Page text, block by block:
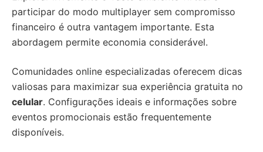
participar do modo multiplayer sem compromisso
financeiro é outra vantagem importante. Esta
abordagem permite economia considerável.
Comunidades online especializadas oferecem dicas
valiosas para maximizar sua experiência gratuita no
celular. Configurações ideais e informações sobre
eventos promocionais estão frequentemente
disponíveis.